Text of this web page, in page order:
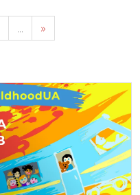
...
»